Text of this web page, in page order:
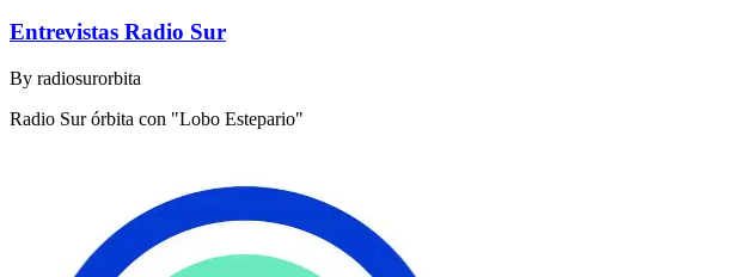
Entrevistas Radio Sur
By radiosurorbita
Radio Sur órbita con "Lobo Estepario"